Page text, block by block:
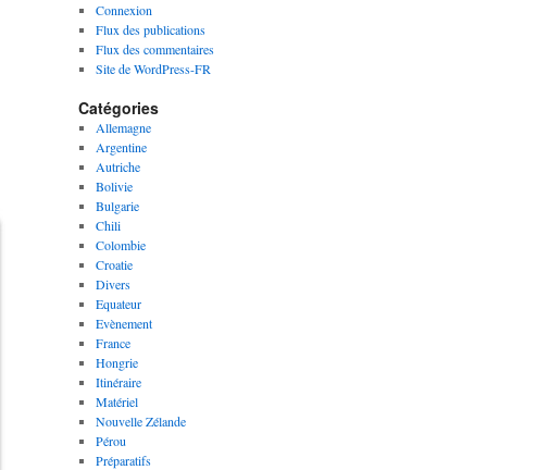
Connexion
Flux des publications
Flux des commentaires
Site de WordPress-FR
Catégories
Allemagne
Argentine
Autriche
Bolivie
Bulgarie
Chili
Colombie
Croatie
Divers
Equateur
Evènement
France
Hongrie
Itinéraire
Matériel
Nouvelle Zélande
Pérou
Préparatifs